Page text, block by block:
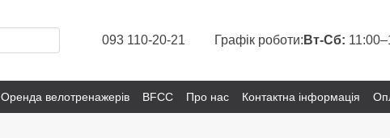
093 110-20-21 Графік роботи: Вт-Сб:
Оренда велотренажерів BFCC Про нас Контактна інформація